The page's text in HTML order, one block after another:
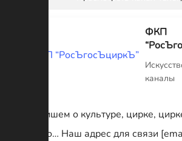
ФКП
каналы
Мы пишем о культуре, цирке,
только… Наш адрес для связи